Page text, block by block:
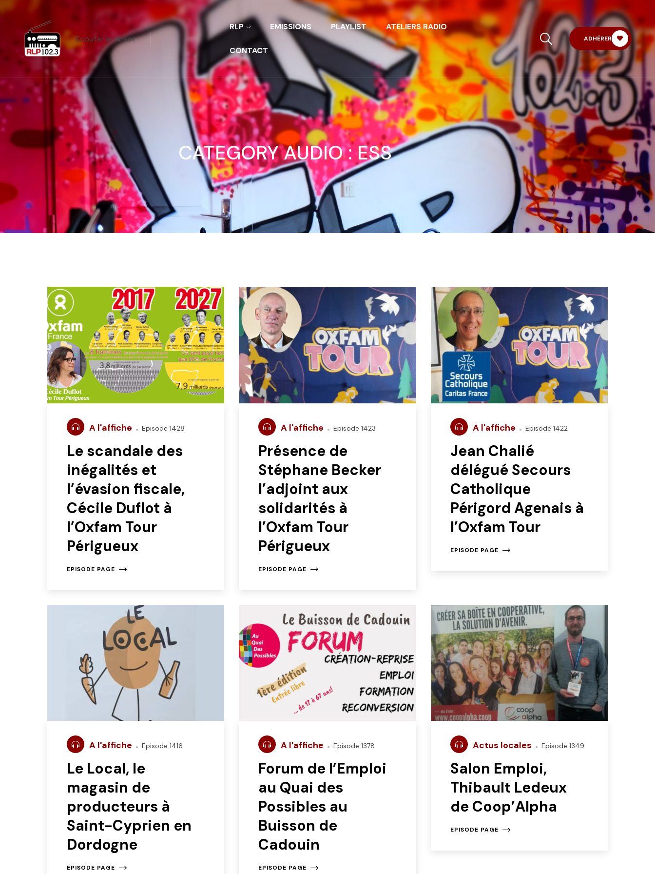
Ecouter le direct
RLP EMISSIONS PLAYLIST ATELIERS RADIO
CONTACT
ADHÉRER
CATEGORY AUDIO :ESS
A l'affiche Episode 1428
Le scandale des
inégalités et
l’évasion fiscale,
Cécile Duflot à
l’Oxfam Tour
Périgueux
EPISODE PAGE
A l'affiche Episode 1423
Présence de
Stéphane Becker
l’adjoint aux
solidarités à
l’Oxfam Tour
Périgueux
EPISODE PAGE
A l'affiche Episode 1422
Jean Chalié
délégué Secours
Catholique
Périgord Agenais à
l’Oxfam Tour
EPISODE PAGE
A l'affiche Episode 1416
Le Local, le
magasin de
producteurs à
Saint-Cyprien en
Dordogne
EPISODE PAGE
A l'affiche Episode 1378
Forum de l’Emploi
au Quai des
Possibles au
Buisson de
Cadouin
EPISODE PAGE
Actus locales Episode 1349
Salon Emploi,
Thibault Ledeux
de Coop’Alpha
EPISODE PAGE